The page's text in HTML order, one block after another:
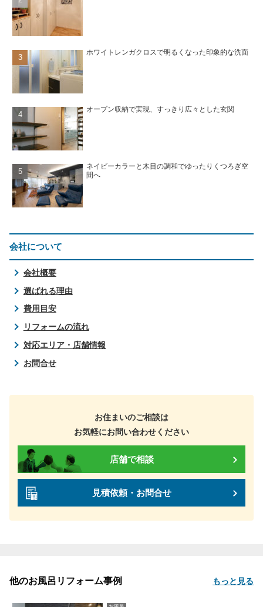
ホワイトレンガクロスで明るくなった印象的な洗面
オープン収納で実現、すっきり広々とした玄関
ネイビーカラーと木目の調和でゆったりくつろぎ空
間へ
会社について
会社概要
選ばれる理由
費用目安
リフォームの流れ
対応エリア・店舗情報
お問合せ
お住まいのご相談は
お気軽にお問い合わせください
店舗で相談
見積依頼・お問合せ
他のお風呂リフォーム事例 もっと見る